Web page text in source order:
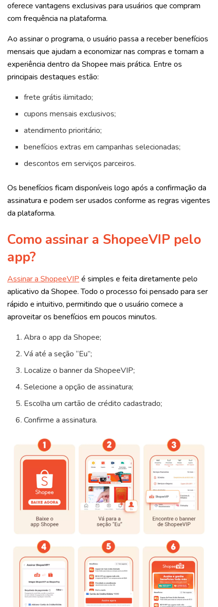
oferece vantagens exclusivas para usuários que compram
com frequência na plataforma.
Ao assinar o programa, o usuário passa a receber benefícios
mensais que ajudam a economizar nas compras e tornam a
experiência dentro da Shopee mais prática. Entre os
principais destaques estão:
frete grátis ilimitado;
cupons mensais exclusivos;
atendimento prioritário;
benefícios extras em campanhas selecionadas;
descontos em serviços parceiros.
Os benefícios ficam disponíveis logo após a confirmação da
assinatura e podem ser usados conforme as regras vigentes
da plataforma.
Como assinar a ShopeeVIP pelo
app?
Assinar a ShopeeVIP é simples e feita diretamente pelo
aplicativo da Shopee. Todo o processo foi pensado para ser
rápido e intuitivo, permitindo que o usuário comece a
aproveitar os benefícios em poucos minutos.
Abra o app da Shopee;
Vá até a seção “Eu”;
Localize o banner da ShopeeVIP;
Selecione a opção de assinatura;
Escolha um cartão de crédito cadastrado;
Confirme a assinatura.